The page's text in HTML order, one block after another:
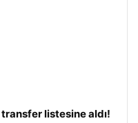
listesine aldı!